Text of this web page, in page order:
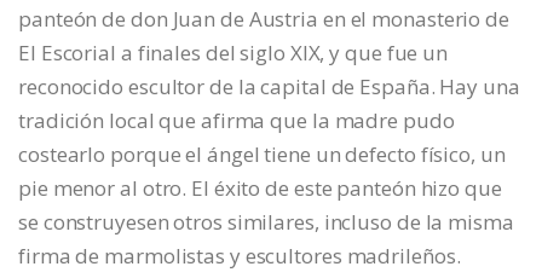
panteón de don Juan de Austria en el monasterio de
El Escorial a finales del siglo XIX, y que fue un
reconocido escultor de la capital de España. Hay una
tradición local que afirma que la madre pudo
costearlo porque el ángel tiene un defecto físico, un
pie menor al otro. El éxito de este panteón hizo que
se construyesen otros similares, incluso de la misma
firma de marmolistas y escultores madrileños.